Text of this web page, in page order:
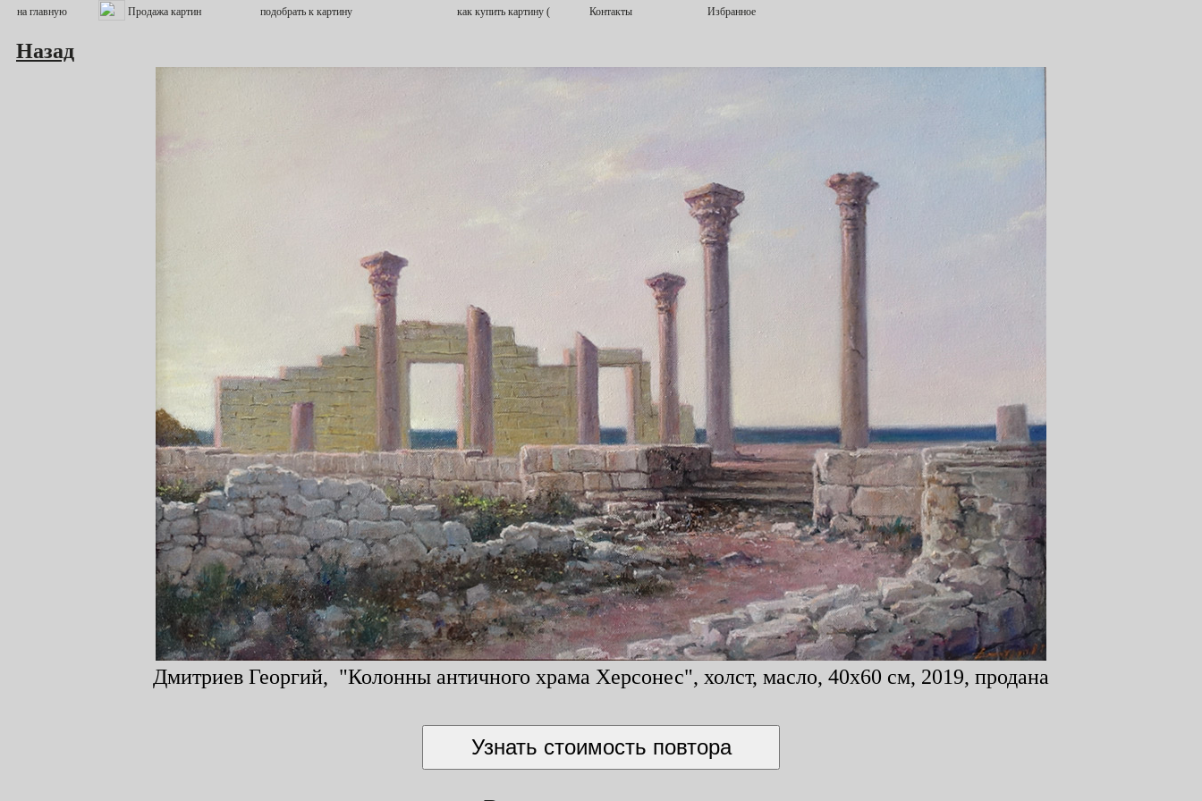
Назад
Дмитриев Георгий, "Колонны античного храма Херсонес", холст, масло, 40x60 см, 2019, продана